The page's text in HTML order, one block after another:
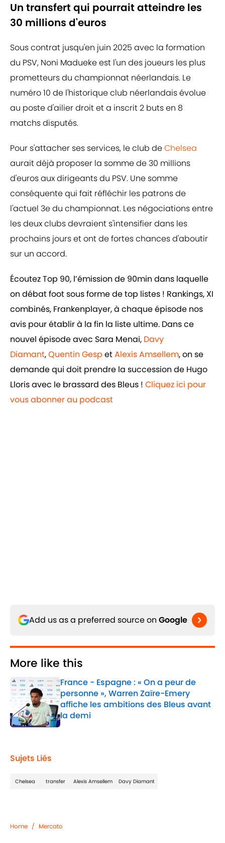
Un transfert qui pourrait atteindre les
30 millions d'euros
Sous contrat jusqu'en juin 2025 avec la formation
du PSV, Noni Madueke est l'un des joueurs les plus
prometteurs du championnat néerlandais. Le
numéro 10 de l'historique club néerlandais évolue
au poste d'ailier droit et a inscrit 2 buts en 8
matchs disputés.
Pour s'attacher ses services, le club deChelsea
aurait déjà proposer la somme de 30 millions
d'euros aux dirigeants du PSV. Une somme
conséquente qui fait réfléchir les patrons de
l'actuel 3e du championnat. Les négociations entre
les deux clubs devraient s'intensifier dans les
prochains jours et ont de fortes chances d'aboutir
sur un accord.
Écoutez Top 90, l’émission de 90min dans laquelle
on débat foot sous forme de top listes ! Rankings, XI
combinés, Frankenplayer, à chaque épisode nos
avis pour établir à la fin la liste ultime. Dans ce
nouvel épisode avec Sara Menai, Davy
Diamant,Quentin Gesp etAlexis Amsellem, on se
demande qui doit prendre la succession de Hugo
Lloris avec le brassard des Bleus ! Cliquez ici pour
vous abonner au podcast
Add us as a preferred source on Google
More like this
France - Espagne : « On a peur de
personne », Warren Zaïre-Emery
affiche les ambitions des Bleus avant
la demi
Published by on Invalid Date
Sujets Liés
Chelsea transfer Alexis Amsellem Davy Diamant
Home / Mercato